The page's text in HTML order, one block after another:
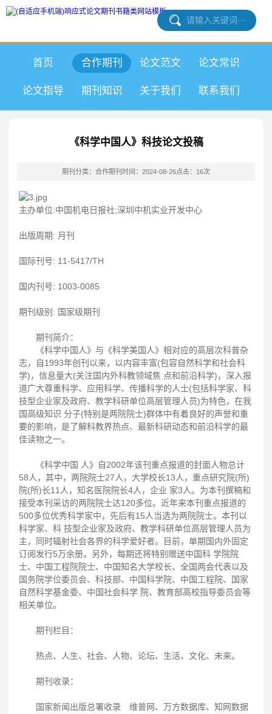
首页 合作期刊 论文范文 论文常识
论文指导 期刊知识 关于我们 联系我们
《科学中国人》科技论文投稿
期刊分类：合作期刊 时间：2024-08-26点击：16次
主办单位:中国机电日报社;深圳中机实业开发中心
出版周期: 月刊
国际刊号: 11-5417/TH
国内刊号: 1003-0085
期刊级别: 国家级期刊
期刊简介：
《科学中国人》与《科学美国人》相对应的高层次科普杂
志，自1993年创刊以来，以内容丰富(包容自然科学和社会科
学)，信息量大(关注国内外科教领域焦 点和前沿科学)，深入报
道广大尊重科学、应用科学、传播科学的人士(包括科学家、科
技型企业家及政府、教学科研单位高层管理人员)为特色，在我
国高级知识 分子(特别是两院院士)群体中有着良好的声誉和重
要的影响，是了解科教界热点、最新科研动态和前沿科学的最
佳读物之一。
《科学中国 人》自2002年该刊重点报道的封面人物总计
58人，其中，两院院士27人，大学校长13人，重点研究院(所)
院(所)长11人，知名医院院长4人，企业 家3人。为本刊撰稿和
接受本刊采访的两院院士达120多位。近年来本刊重点报道的
500多位优秀科学家中，先后有15人当选为两院院士。本刊以
科学家、科 技型企业家及政府、教学科研单位高层管理人员为
主，同时辐射社会各界的科学爱好者。目前，单期国内外固定
订阅发行5万余册。另外，每期还将特别赠送中国科 学院院
士、中国工程院院士、中国知名大学校长、全国两会代表以及
国务院学位委员会、科技部、中国科学院、中国工程院、国家
自然科学基金委、中国社会科学 院、教育部高校指导委员会等
相关单位。
期刊栏目：
热点、人生、社会、人物、论坛、生活、文化、未来。
期刊收录：
国家新闻出版总署收录 维普网、万方数据库、知网数据